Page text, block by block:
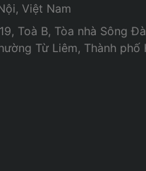
Việt Nam
Toà B, Tòa nhà Sông
Từ Liêm, Thành phố